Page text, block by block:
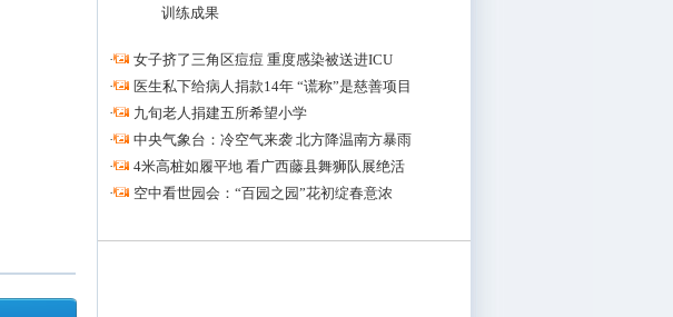
训练成果
·
女子挤了三角区痘痘 重度感染被送进ICU
·
医生私下给病人捐款14年 “谎称”是慈善项目
·
九旬老人捐建五所希望小学
·
中央气象台：冷空气来袭 北方降温南方暴雨
·
4米高桩如履平地 看广西藤县舞狮队展绝活
·
空中看世园会：“百园之园”花初绽春意浓